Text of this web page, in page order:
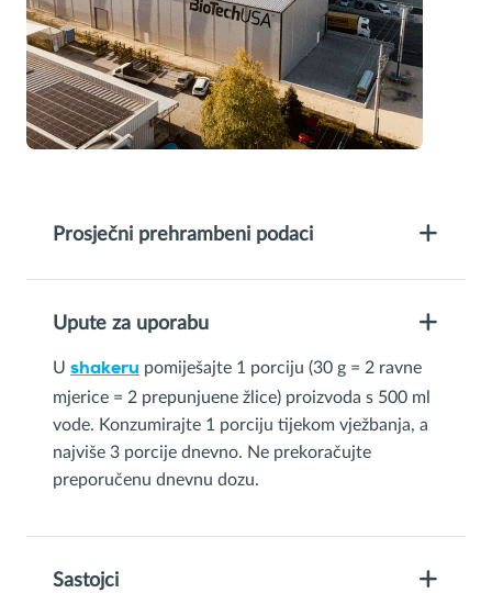
Prosječni prehrambeni podaci
Upute za uporabu
U shakeru pomiješajte 1 porciju (30 g = 2 ravne
mjerice = 2 prepunjuene žlice) proizvoda s 500 ml
vode. Konzumirajte 1 porciju tijekom vježbanja, a
najviše 3 porcije dnevno. Ne prekoračujte
preporučenu dnevnu dozu.
Sastojci